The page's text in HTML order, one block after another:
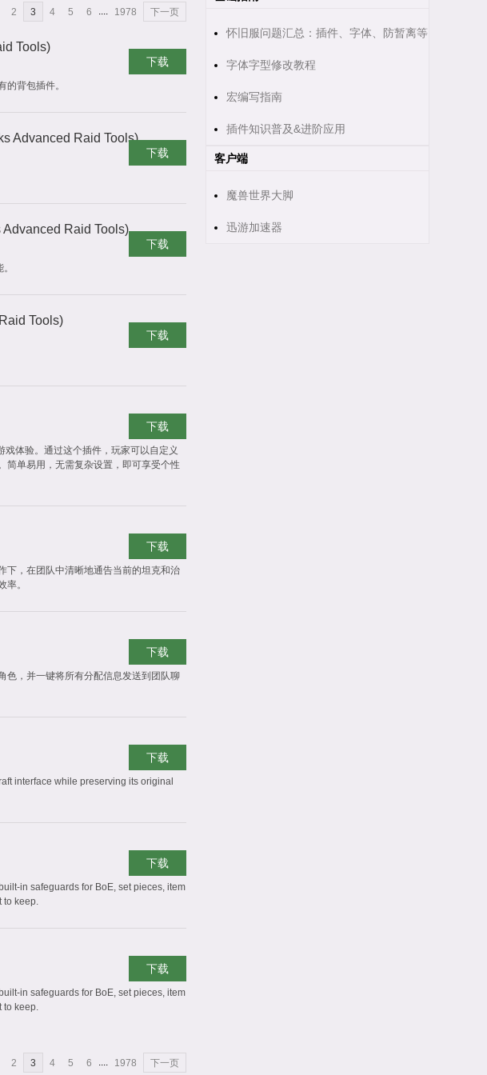
2 3 4 5 6 1978 下一页
Tools)
背包插件。
下载
Advanced Raid Tools)
下载
Raid Tools)
下载
Tools)
下载
体验。通过这个插件，玩家可以自定义
简单易用，无需复杂设置，即可享受个性
下载
下，在团队中清晰地通告当前的坦克和治
率。
下载
色，并一键将所有分配信息发送到团队聊
下载
interface while preserving its original
下载
in safeguards for BoE, set pieces, item
to keep.
下载
in safeguards for BoE, set pieces, item
to keep.
下载
2 3 4 5 6 1978 下一页
怀旧服问题汇总：插件、字体、防暂离等
字体字型修改教程
宏编写指南
插件知识普及&进阶应用
客户端
魔兽世界大脚
迅游加速器